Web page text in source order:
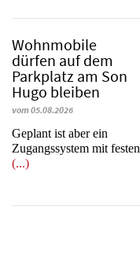
Wohnmobile
dürfen auf dem
Parkplatz am Son
Hugo bleiben
vom 05.08.2026
Geplant ist aber ein
Zugangssystem mit festen
(...)